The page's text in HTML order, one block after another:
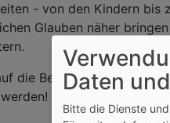
- von den Kindern bis
Glauben näher
die Begegnungen in
Ihnen allen
Daten
Bitte die Dienste